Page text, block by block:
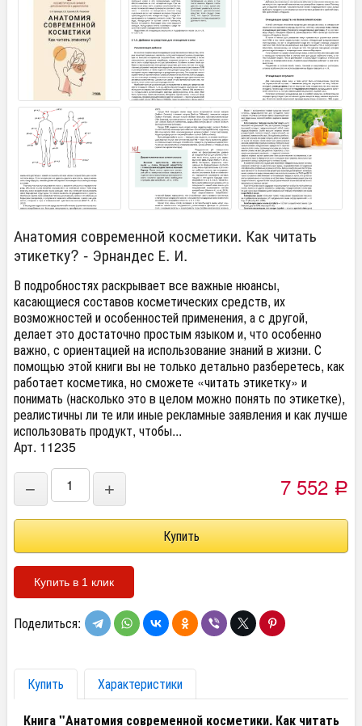
Анатомия современной косметики. Как читать
этикетку? - Эрнандес Е. И.
В подробностях раскрывает все важные нюансы,
касающиеся составов косметических средств, их
возможностей и особенностей применения, а с другой,
делает это достаточно простым языком и, что особенно
важно, с ориентацией на использование знаний в жизни. С
помощью этой книги вы не только детально разберетесь, как
работает косметика, но сможете «читать этикетку» и
понимать (насколько это в целом можно понять по этикетке),
реалистичны ли те или иные рекламные заявления и как лучше
использовать продукт, чтобы...
Арт. 11235
− + 7 552 Р
Купить в 1 клик
Поделиться:
Купить
Характеристики
Книга "Анатомия современной косметики. Как читать